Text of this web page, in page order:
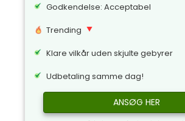
Godkendelse: Acceptabel
Trending
Klare vilkår uden skjulte gebyrer
Udbetaling samme dag!
ANSØG HER